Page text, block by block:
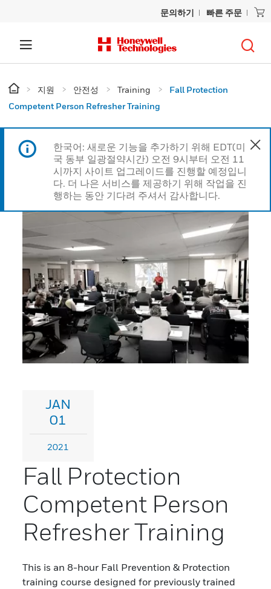
문의하기 빠른 주문
지원 안전성 Training
Fall Protection
Competent Person Refresher Training
한국어: 새로운 기능을 추가하기 위해 EDT(미
국 동부 일광절약시간) 오전 9시부터 오전 11
시까지 사이트 업그레이드를 진행할 예정입니
다. 더 나은 서비스를 제공하기 위해 작업을 진
행하는 동안 기다려 주셔서 감사합니다.
JAN
01
2021
Fall Protection
Competent Person
Refresher Training
This is an 8-hour Fall Prevention & Protection
training course designed for previously trained